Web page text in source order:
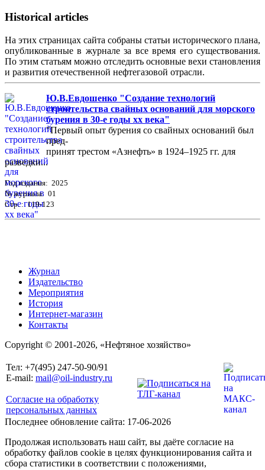
Historical articles
На этих страницах сайта собраны статьи исторического плана,
опубликованные в журнале за все время его существования.
По этим статьям можно отследить основные вехи становления
и развития отечественной нефтегазовой отрасли.
Ю.В.Евдошенко "Создание технологий
строительства свайных оснований для морского
бурения в 30-е годы хх века"
"Первый опыт бурения со свайных оснований был
пред-
принят трестом «Азнефть» в 1924–1925 гг. для
разведки...
Год издания: 2025
№ журнала: 01
Стр. : 119-123
Журнал
Издательство
Мероприятия
История
Интернет-магазин
Контакты
Copyright © 2001-2026, «Нефтяное хозяйство»
Тел: +7(495) 247-50-90/91
E-mail: mail@oil-industry.ru
Согласие на обработку
персональных данных
Последнее обновление сайта: 17-06-2026
Продолжая использовать наш сайт, вы даёте согласие на
обработку файлов cookie в целях функционирования сайта и
сбора статистики в соответствии с положениями,